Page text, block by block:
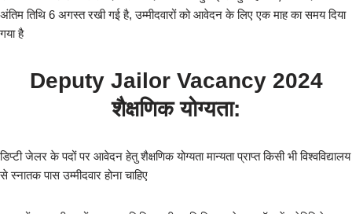
अंतिम तिथि 6 अगस्त रखी गई है, उम्मीदवारों को आवेदन के लिए एक माह का समय दिया
गया है
Deputy Jailor Vacancy 2024
शैक्षणिक योग्यता:
डिप्टी जेलर के पदों पर आवेदन हेतु शैक्षणिक योग्यता मान्यता प्राप्त किसी भी विश्वविद्यालय
से स्नातक पास उम्मीदवार होना चाहिए